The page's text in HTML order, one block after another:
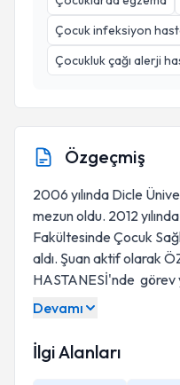
Çocuk infeksiyon
Çocukluk çağı alerji
Özgeçmiş
2006 yılında Dicle
mezun oldu. 2012
Fakültesinde Çocuk
aldı. Şuan aktif olarak
HASTANESİ'nde görev
Devamı
İlgi Alanları